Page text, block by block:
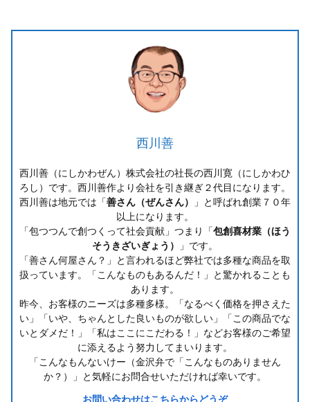
西川善
西川善（にしかわぜん）株式会社の社長の西川寛（にしかわひ
ろし）です。西川善作より会社を引き継ぎ２代目になります。
西川善は地元では「善さん（ぜんさん）
」と呼ばれ創業７０年
以上になります。
「包つつんで創つくって社会貢献」つまり「包創喜材業（ほう
そうきざいぎょう）
」です。
「善さん何屋さん？」と言われるほど弊社では多種な商品を取
扱っています。「こんなものもあるんだ！」と驚かれることも
あります。
昨今、お客様のニーズは多種多様。「なるべく価格を押さえた
い」「いや、ちゃんとした良いものが欲しい」「この商品でな
いとダメだ！」「私はここにこだわる！」などお客様のご希望
に添えるよう努力してまいります。
「こんなもんないけー（金沢弁で「こんなものありません
か？）」と気軽にお問合せいただければ幸いです。
お問い合わせはこちらからどうぞ